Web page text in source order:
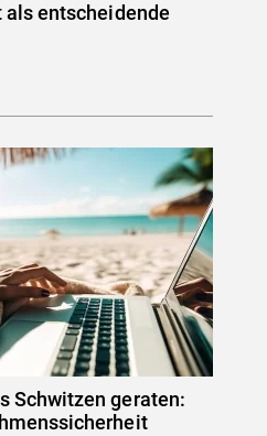
als entscheidende
Schwitzen geraten: